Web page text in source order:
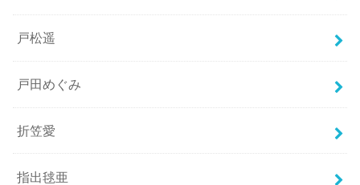
戸松遥
戸田めぐみ
折笠愛
指出毬亜